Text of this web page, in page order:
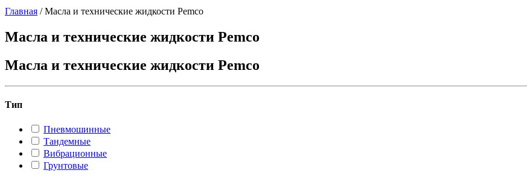
Главная /Масла и технические жидкости Pemco
Масла и технические жидкости Pemco
Масла и технические жидкости Pemco
Тип
Пневмошинные
Тандемные
Вибрационные
Грунтовые